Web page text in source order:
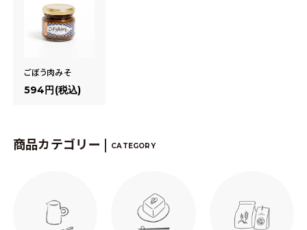
ごぼう肉みそ
594円(税込)
商品カテゴリー | CATEGORY